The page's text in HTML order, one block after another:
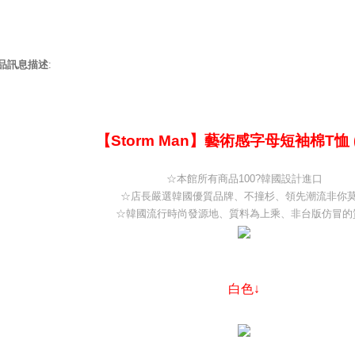
訊息描述:
【Storm Man】藝術感字母短袖棉T恤 (
☆本館所有商品100?韓國設計進口
☆店長嚴選韓國優質品牌、不撞杉、領先潮流非你
☆韓國流行時尚發源地、質料為上乘、非台版仿冒的
白色↓